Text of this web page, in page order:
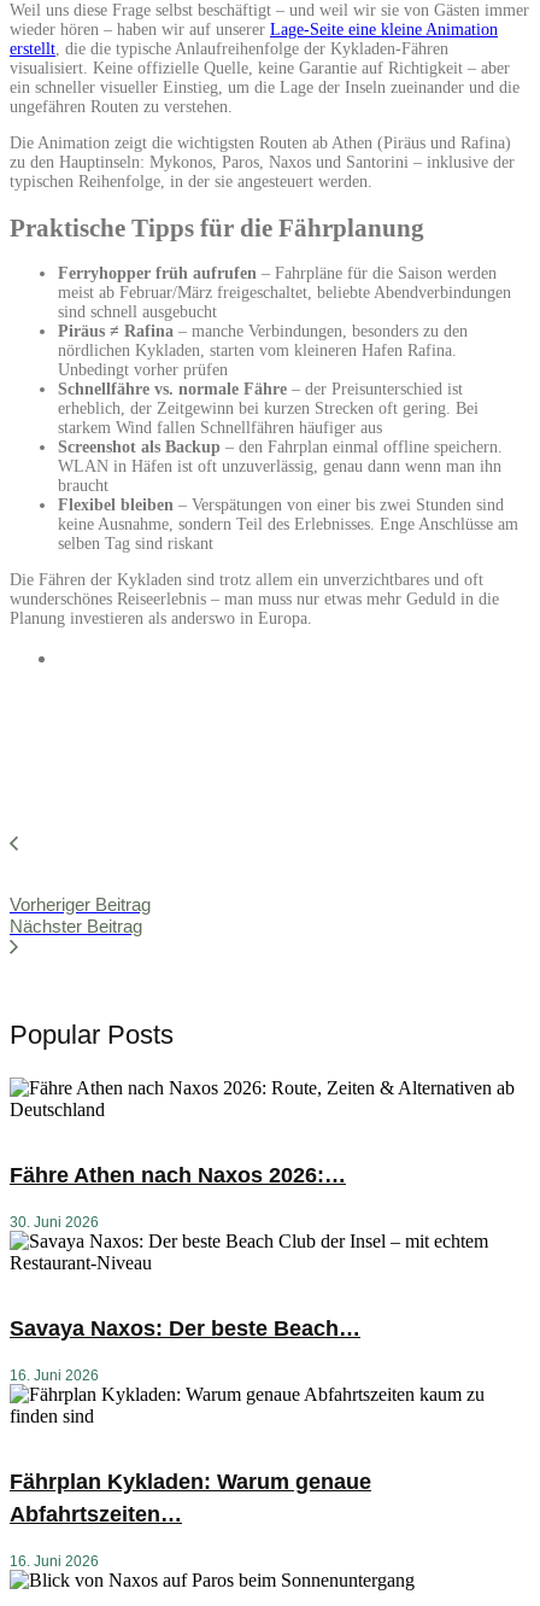
Weil uns diese Frage selbst beschäftigt – und weil wir sie von Gästen immer
wieder hören – haben wir auf unserer Lage-Seite eine kleine Animation
erstellt, die die typische Anlaufreihenfolge der Kykladen-Fähren
visualisiert. Keine offizielle Quelle, keine Garantie auf Richtigkeit – aber
ein schneller visueller Einstieg, um die Lage der Inseln zueinander und die
ungefähren Routen zu verstehen.
Die Animation zeigt die wichtigsten Routen ab Athen (Piräus und Rafina)
zu den Hauptinseln: Mykonos, Paros, Naxos und Santorini – inklusive der
typischen Reihenfolge, in der sie angesteuert werden.
Praktische Tipps für die Fährplanung
Ferryhopper früh aufrufen – Fahrpläne für die Saison werden
meist ab Februar/März freigeschaltet, beliebte Abendverbindungen
sind schnell ausgebucht
Piräus ≠ Rafina – manche Verbindungen, besonders zu den
nördlichen Kykladen, starten vom kleineren Hafen Rafina.
Unbedingt vorher prüfen
Schnellfähre vs. normale Fähre – der Preisunterschied ist
erheblich, der Zeitgewinn bei kurzen Strecken oft gering. Bei
starkem Wind fallen Schnellfähren häufiger aus
Screenshot als Backup – den Fahrplan einmal offline speichern.
WLAN in Häfen ist oft unzuverlässig, genau dann wenn man ihn
braucht
Flexibel bleiben – Verspätungen von einer bis zwei Stunden sind
keine Ausnahme, sondern Teil des Erlebnisses. Enge Anschlüsse am
selben Tag sind riskant
Die Fähren der Kykladen sind trotz allem ein unverzichtbares und oft
wunderschönes Reiseerlebnis – man muss nur etwas mehr Geduld in die
Planung investieren als anderswo in Europa.
Vorheriger Beitrag
Nächster Beitrag
Popular Posts
Fähre Athen nach Naxos 2026:…
30. Juni 2026
Savaya Naxos: Der beste Beach…
16. Juni 2026
Fährplan Kykladen: Warum genaue
Abfahrtszeiten…
16. Juni 2026